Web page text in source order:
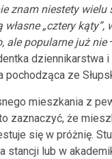
znam niestety wielu
„cztery kąty”,
ale popularne już nie
dziennikarstwa i
pochodząca ze
mieszkania z
zaznaczyć, że
się w próżnię.
stancji lub w